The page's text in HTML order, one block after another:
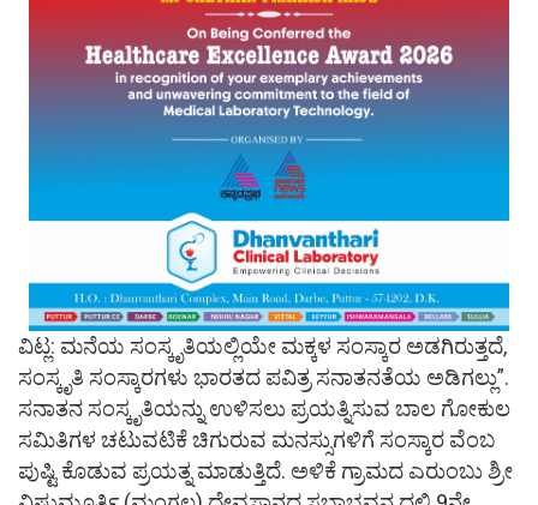
ವಿಟ್ಲ: ಮನೆಯ ಸಂಸ್ಕೃತಿಯಲ್ಲಿಯೇ ಮಕ್ಕಳ ಸಂಸ್ಕಾರ ಅಡಗಿರುತ್ತದೆ,
ಸಂಸ್ಕೃತಿ ಸಂಸ್ಕಾರಗಳು ಭಾರತದ ಪವಿತ್ರ ಸನಾತನತೆಯ ಅಡಿಗಲ್ಲು”.
ಸನಾತನ ಸಂಸ್ಕೃತಿಯನ್ನು ಉಳಿಸಲು ಪ್ರಯತ್ನಿಸುವ ಬಾಲ ಗೋಕುಲ
ಸಮಿತಿಗಳ ಚಟುವಟಿಕೆ ಚಿಗುರುವ ಮನಸ್ಸುಗಳಿಗೆ ಸಂಸ್ಕಾರ ವೆಂಬ
ಪುಷ್ಟಿ ಕೊಡುವ ಪ್ರಯತ್ನ ಮಾಡುತ್ತಿದೆ. ಅಳಿಕೆ ಗ್ರಾಮದ ಎರುಂಬು ಶ್ರೀ